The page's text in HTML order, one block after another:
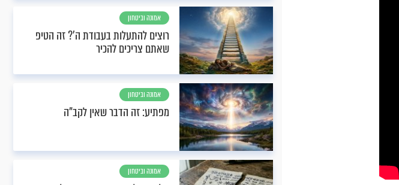
אמונה וביטחון
רוצים להתעלות בעבודת ה'? זה הטיפ
שאתם צריכים להכיר
אמונה וביטחון
מפתיע: זה הדבר שאין לקב"ה
אמונה וביטחון